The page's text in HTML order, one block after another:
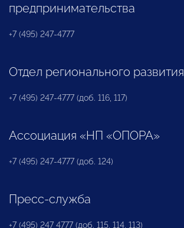
предпринимательства
+7 (495) 247-4777
Отдел регионального развития
+7 (495) 247-4777 (доб. 116, 117)
Ассоциация «НП «ОПОРА»
+7 (495) 247-4777 (доб. 124)
Пресс-служба
+7 (495) 247 4777 (доб. 115, 114, 113)